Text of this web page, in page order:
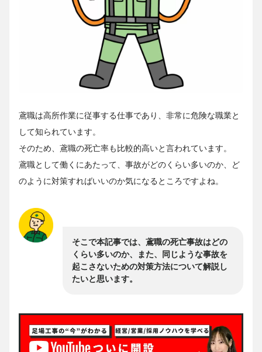
鳶職は高所作業に従事する仕事であり、非常に危険な職業と
して知られています。
そのため、鳶職の死亡率も比較的高いと言われています。
鳶職として働くにあたって、事故がどのくらい多いのか、ど
のように対策すればいいのか気になるところですよね。
そこで本記事では、鳶職の死亡事故はどの
くらい多いのか、また、同じような事故を
起こさないための対策方法について解説し
たいと思います。